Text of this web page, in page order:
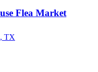
Flea Market
TX